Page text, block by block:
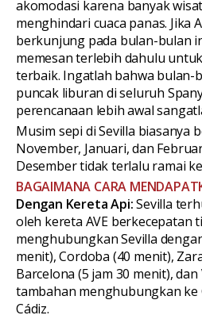
akomodasi karena banyak
menghindari cuaca panas. Jika
berkunjung pada bulan-bulan
memesan terlebih dahulu
terbaik. Ingatlah bahwa bulan-
puncak liburan di seluruh
perencanaan lebih awal
Musim sepi di Sevilla biasanya
November, Januari, dan
Desember tidak terlalu ramai
BAGAIMANA CARA
Dengan Kereta Api:Sevilla
oleh kereta AVE berkecepatan
menghubungkan Sevilla
menit), Cordoba (40 menit),
Barcelona (5 jam 30 menit), dan
tambahan menghubungkan ke
Cádiz.